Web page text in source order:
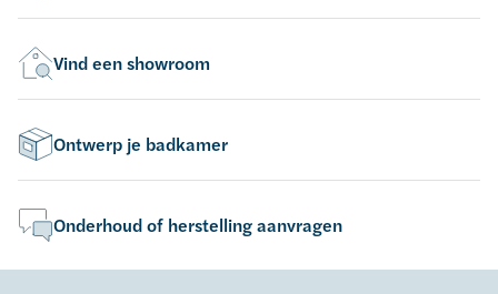
Vind een showroom
Ontwerp je badkamer
Onderhoud of herstelling aanvragen